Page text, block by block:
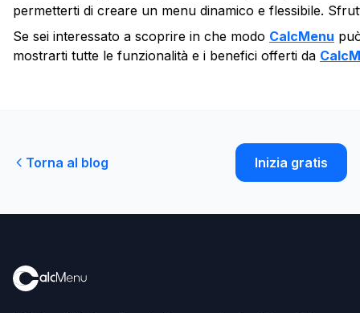
permetterti di creare un menu dinamico e flessibile.
Se sei interessato a scoprire in che modo CalcMenu
mostrarti tutte le funzionalità e i benefici offerti da
Torna al blog Inizia gratis